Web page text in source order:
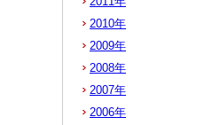
2010年
2009年
2008年
2007年
2006年